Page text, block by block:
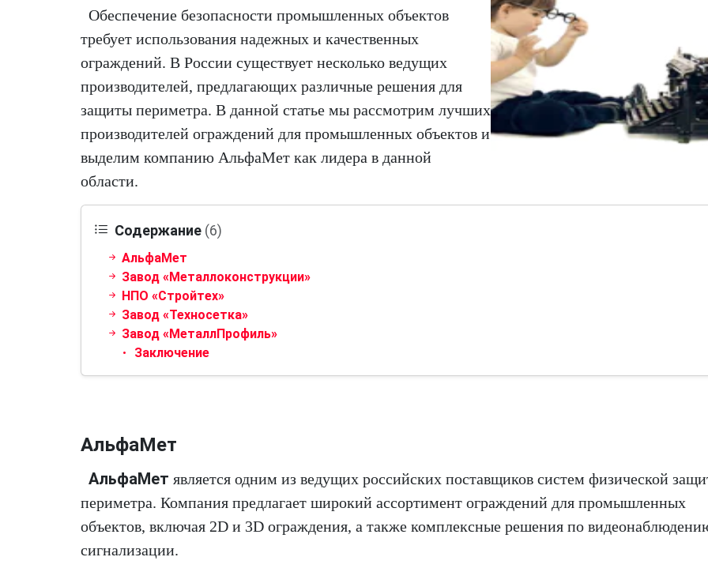
Обеспечение безопасности промышленных объектов
требует использования надежных и качественных
ограждений. В России существует несколько ведущих
производителей, предлагающих различные решения для
защиты периметра. В данной статье мы рассмотрим лучших
производителей ограждений для промышленных объектов и
выделим компанию АльфаМет как лидера в данной
области.
Содержание (6)
АльфаМет
Завод «Металлоконструкции»
НПО «Стройтех»
Завод «Техносетка»
Завод «МеталлПрофиль»
Заключение
АльфаМет
АльфаМет является одним из ведущих российских поставщиков систем физической
периметра. Компания предлагает широкий ассортимент ограждений для промышленных
объектов, включая 2D и 3D ограждения, а также комплексные решения по
сигнализации.